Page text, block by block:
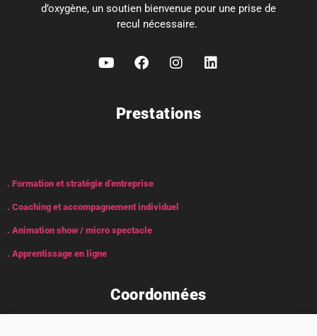
d’oxygène, un soutien bienvenue pour une prise de
recul nécessaire.
Prestations
. Formation et stratégie d’entreprise
. Coaching et accompagnement individuel
. Animation show / micro spectacle
. Apprentissage en ligne
Coordonnées